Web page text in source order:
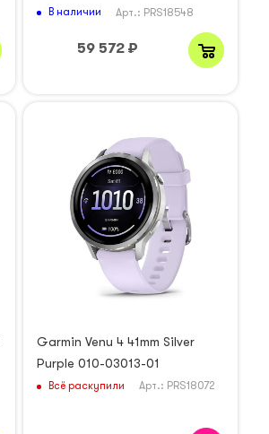
В наличии Арт.: PRS18548
59 572 ₽
Garmin Venu 4 41mm Silver
Purple 010-03013-01
Всё раскупили Арт.: PRS18072